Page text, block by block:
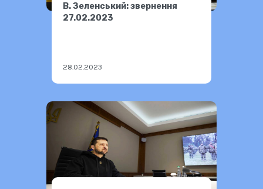
В. Зеленський: звернення
27.02.2023
28.02.2023